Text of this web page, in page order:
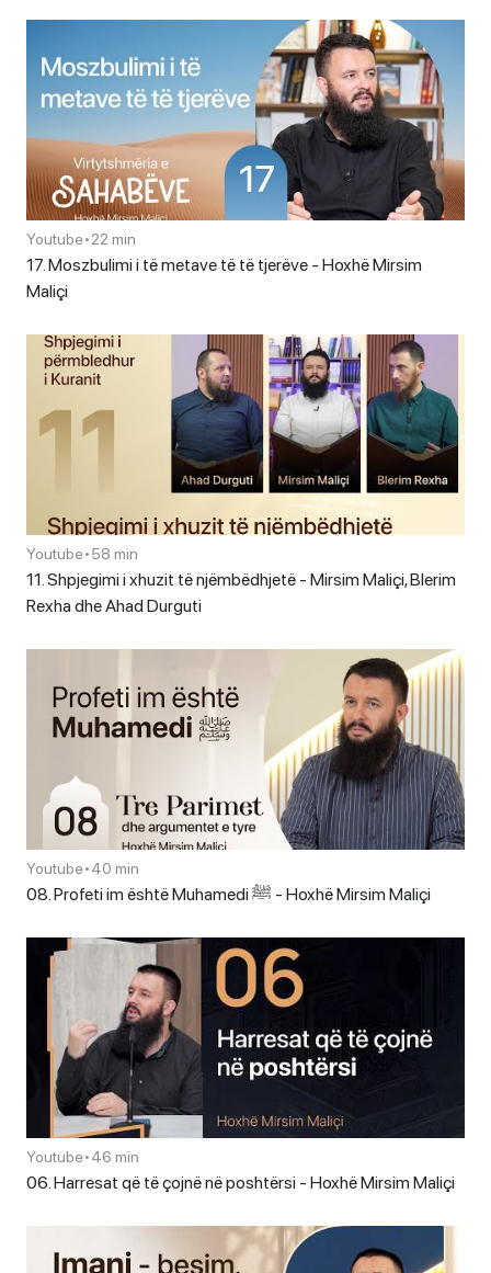
Youtube•22 min
17. Moszbulimi i të metave të të tjerëve - Hoxhë Mirsim
Maliçi
Youtube•58 min
11. Shpjegimi i xhuzit të njëmbëdhjetë - Mirsim Maliçi, Blerim
Rexha dhe Ahad Durguti
Youtube•40 min
08. Profeti im është Muhamedi ﷺ - Hoxhë Mirsim Maliçi
Youtube•46 min
06. Harresat që të çojnë në poshtërsi - Hoxhë Mirsim Maliçi